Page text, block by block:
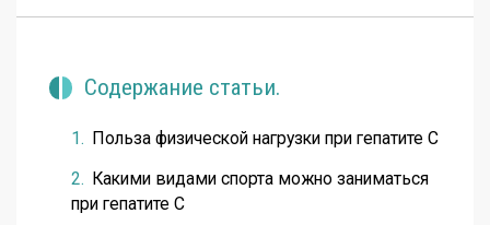
Содержание статьи.
Польза физической нагрузки при гепатите С
Какими видами спорта можно заниматься
при гепатите С